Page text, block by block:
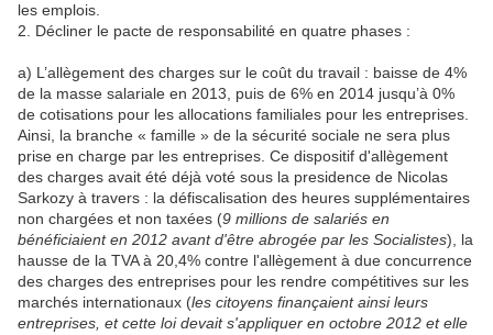
les emplois.
2. Décliner le pacte de responsabilité en quatre phases :
a) L’allègement des charges sur le coût du travail : baisse de 4%
de la masse salariale en 2013, puis de 6% en 2014 jusqu’à 0%
de cotisations pour les allocations familiales pour les entreprises.
Ainsi, la branche « famille » de la sécurité sociale ne sera plus
prise en charge par les entreprises. Ce dispositif d'allègement
des charges avait été déjà voté sous la presidence de Nicolas
Sarkozy à travers : la défiscalisation des heures supplémentaires
non chargées et non taxées (9 millions de salariés en
bénéficiaient en 2012 avant d'être abrogée par les Socialistes), la
hausse de la TVA à 20,4% contre l'allègement à due concurrence
des charges des entreprises pour les rendre compétitives sur les
marchés internationaux (les citoyens finançaient ainsi leurs
entreprises, et cette loi devait s'appliquer en octobre 2012 et elle